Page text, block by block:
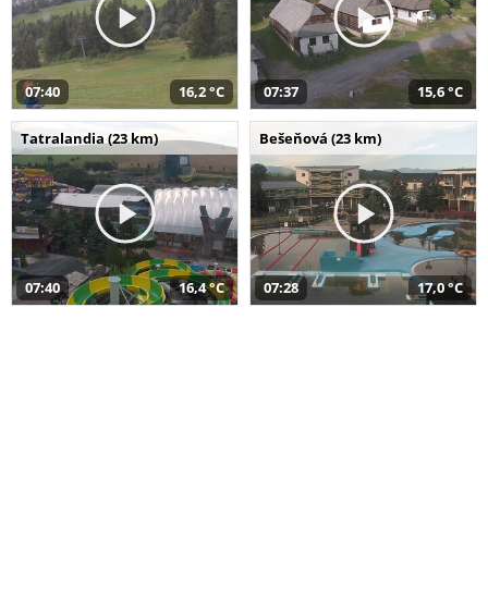
07:40 16,2 °C 07:37 15,6 °C
Tatralandia (23 km)
07:40 16,4 °C
Bešeňová (23 km)
07:28 17,0 °C